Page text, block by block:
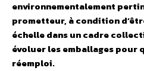
environnementalement
prometteur, à condition
échelle dans un cadre
évoluer les emballages pour
réemploi.